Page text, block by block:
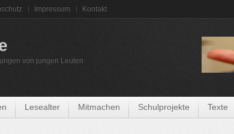
Impressum Kontakt
von jungen Leuten
Lesealter Mitmachen Schulprojekte Texte